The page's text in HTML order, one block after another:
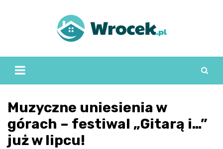
Muzyczne uniesienia w
górach – festiwal „Gitarą i…”
już w lipcu!